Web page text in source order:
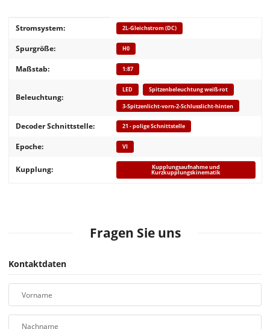
Produkteigenschaft
Wert
Stromsystem: 2L-Gleichstrom (DC)
Spurgröße: H0
Maßstab: 1:87
Beleuchtung:
LED Spitzenbeleuchtung weiß-rot
3-Spitzenlicht-vorn-2-Schlusslicht-hinten
Decoder Schnittstelle: 21 - polige Schnittstelle
Epoche: VI
Kupplung: Kupplungsaufnahme und
Kurzkupplungskinematik
Fragen Sie uns
Kontaktdaten
Vorname
Nachname